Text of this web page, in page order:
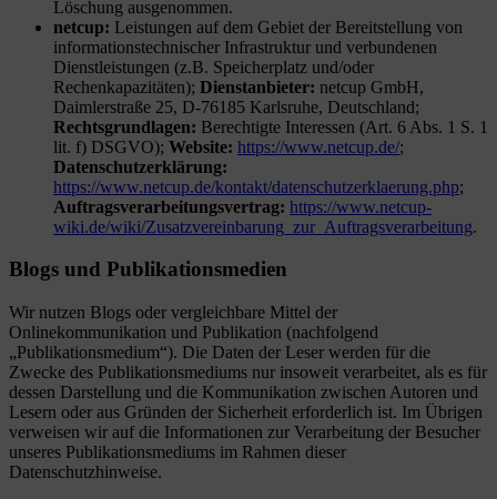
Löschung ausgenommen.
netcup: Leistungen auf dem Gebiet der Bereitstellung von
informationstechnischer Infrastruktur und verbundenen
Dienstleistungen (z.B. Speicherplatz und/oder
Rechenkapazitäten); Dienstanbieter: netcup GmbH,
Daimlerstraße 25, D-76185 Karlsruhe, Deutschland;
Rechtsgrundlagen: Berechtigte Interessen (Art. 6 Abs. 1 S. 1
lit. f) DSGVO); Website: https://www.netcup.de/;
Datenschutzerklärung:
https://www.netcup.de/kontakt/datenschutzerklaerung.php;
Auftragsverarbeitungsvertrag: https://www.netcup-
wiki.de/wiki/Zusatzvereinbarung_zur_Auftragsverarbeitung.
Blogs und Publikationsmedien
Wir nutzen Blogs oder vergleichbare Mittel der
Onlinekommunikation und Publikation (nachfolgend
„Publikationsmedium“). Die Daten der Leser werden für die
Zwecke des Publikationsmediums nur insoweit verarbeitet, als es für
dessen Darstellung und die Kommunikation zwischen Autoren und
Lesern oder aus Gründen der Sicherheit erforderlich ist. Im Übrigen
verweisen wir auf die Informationen zur Verarbeitung der Besucher
unseres Publikationsmediums im Rahmen dieser
Datenschutzhinweise.